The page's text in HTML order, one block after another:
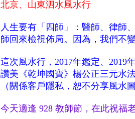
北京、山東泗水風水行
人生要有「四師」：醫師、律師
師回來檢視佈局。因為，我們不
這次風水行，2017年鑑定、2019
讚美《乾坤國寶》楊公正三元水
（關係客戶隱私，恕不分享風水
今天適逢 928 教師節，在此祝福